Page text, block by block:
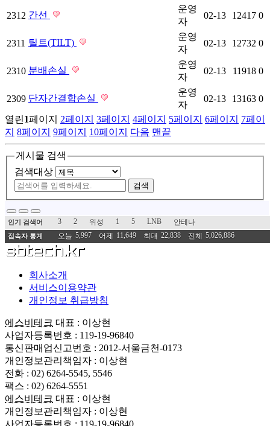
2312 간선
운영
자
02-13 12417 0
2311 틸트(TILT)
운영
자
02-13 12732 0
2310 분배손실
운영
자
02-13 11918 0
2309 단자간결합손실
운영
자
02-13 13163 0
열린1페이지 2페이지 3페이지 4페이지 5페이지 6페이지 7페이
지 8페이지 9페이지 10페이지 다음 맨끝
게시물 검색
검색대상
검색
인기 검색어 3 2 위성 1 5 LNB 안테나
접속자 통계 오늘 5,997 어제 11,649 최대 22,838 전체 5,026,886
회사소개
서비스이용약관
개인정보 취급방침
에스비테크 대표 : 이상현
사업자등록번호 : 119-19-96840
통신판매업신고번호 : 2012-서울금천-0173
개인정보관리책임자 : 이상현
전화 : 02) 6264-5545, 5546
팩스 : 02) 6264-5551
에스비테크 대표 : 이상현
개인정보관리책임자 : 이상현
사업자등록번호 : 119-19-96840